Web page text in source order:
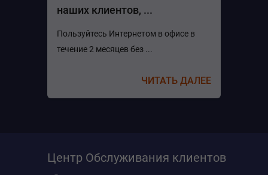
наших клиентов, ...
Пользуйтесь Интернетом в офисе в
течение 2 месяцев без ...
ЧИТАТЬ ДАЛЕЕ
Центр Обслуживания клиентов